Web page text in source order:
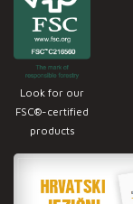
Look for our
FSC®-certified
products